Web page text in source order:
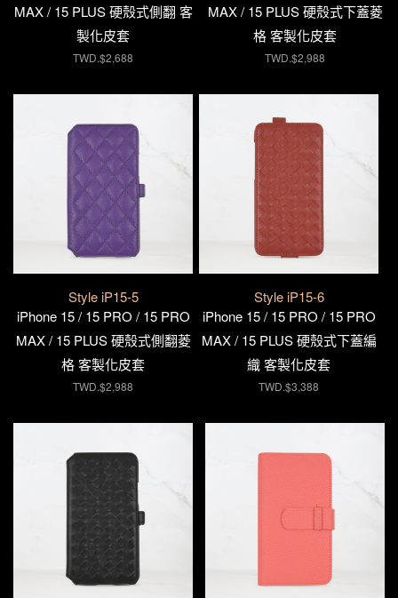
MAX / 15 PLUS 硬殼式側翻 客
製化皮套
TWD.$2,688
MAX / 15 PLUS 硬殼式下蓋菱
格 客製化皮套
TWD.$2,988
Style iP15-5
iPhone 15 / 15 PRO / 15 PRO
MAX / 15 PLUS 硬殼式側翻菱
格 客製化皮套
TWD.$2,988
Style iP15-6
iPhone 15 / 15 PRO / 15 PRO
MAX / 15 PLUS 硬殼式下蓋編
織 客製化皮套
TWD.$3,388